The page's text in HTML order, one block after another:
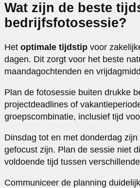
Wat zijn de beste
bedrijfsfotosessie?
Het optimale tijdstip voor
dagen. Dit zorgt voor het beste
maandagochtenden en
Plan de fotosessie buiten drukke
projectdeadlines of
groepscombinatie, inclusief tijd
Dinsdag tot en met donderdag
gefocust zijn. Plan de sessie niet
voldoende tijd tussen
Communiceer de planning